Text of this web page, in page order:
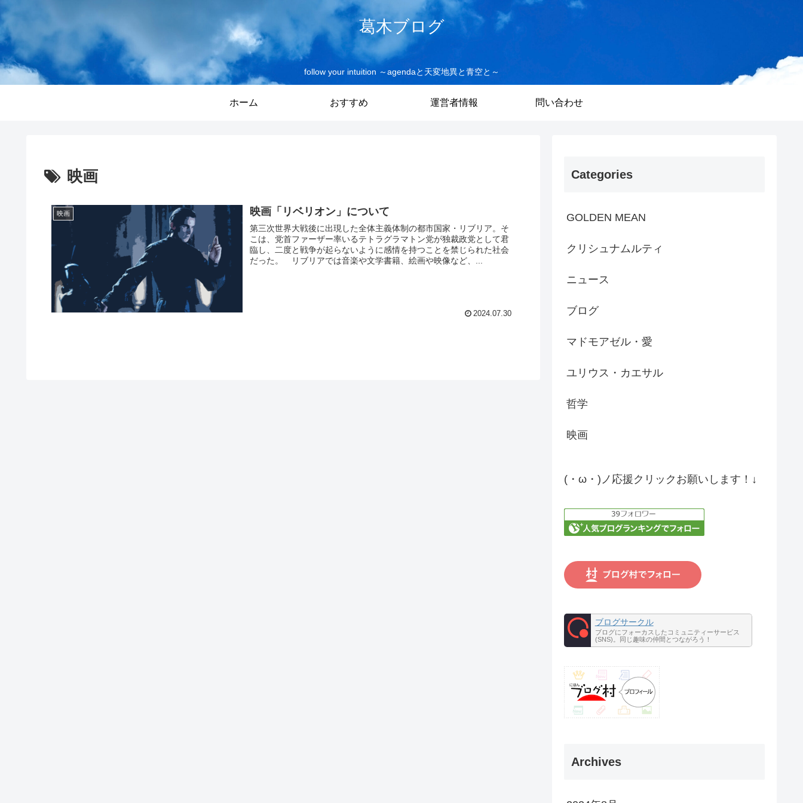
葛木ブログ
follow your intuition ～agendaと天変地異と青空と～
ホーム おすすめ 運営者情報 問い合わせ
映画
映画 映画「リベリオン」について
第三次世界大戦後に出現した全体主義体制の都市国家・リブリア。そ
こは、党首ファーザー率いるテトラグラマトン党が独裁政党として君
臨し、二度と戦争が起らないように感情を持つことを禁じられた社会
だった。 リブリアでは音楽や文学書籍、絵画や映像など、...
2024.07.30
Categories
GOLDEN MEAN
クリシュナムルティ
ニュース
ブログ
マドモアゼル・愛
ユリウス・カエサル
哲学
映画
(・ω・)ノ応援クリックお願いします！↓
ブログサークル
ブログにフォーカスしたコミュニティーサービス
(SNS)。同じ趣味の仲間とつながろう！
Archives